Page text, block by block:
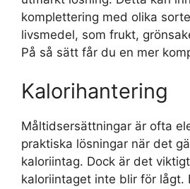
komplettering med olika
livsmedel, som frukt,
På så sätt får du en mer
Kalorihantering
Måltidsersättningar är ofta
praktiska lösningar när det
kaloriintag. Dock är det
kaloriintaget inte blir för lågt.